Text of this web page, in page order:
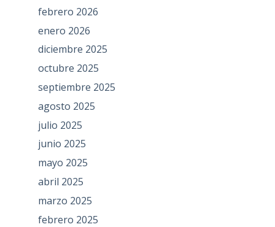
febrero 2026
enero 2026
diciembre 2025
octubre 2025
septiembre 2025
agosto 2025
julio 2025
junio 2025
mayo 2025
abril 2025
marzo 2025
febrero 2025